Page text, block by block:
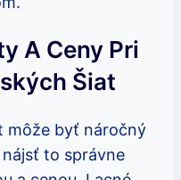
A Ceny Pri
Šiat
môže byť náročný
to správne